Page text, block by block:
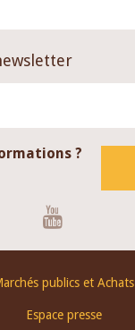
?
publics et Achats
Espace presse